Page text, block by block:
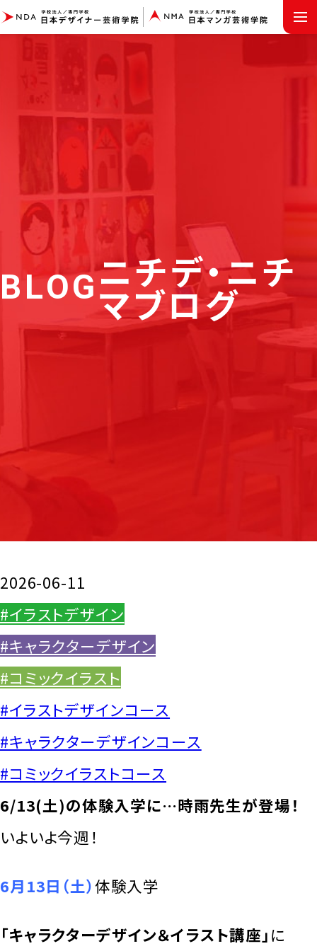
BLOGニチデ・ニチ
マブログ
2026-06-11
#イラストデザイン
#キャラクターデザイン
#コミックイラスト
#イラストデザインコース
#キャラクターデザインコース
#コミックイラストコース
6/13(土)の体験入学に…時雨先生が登場！
いよいよ今週！
6月13日（土）体験入学
「キャラクターデザイン＆イラスト講座」に